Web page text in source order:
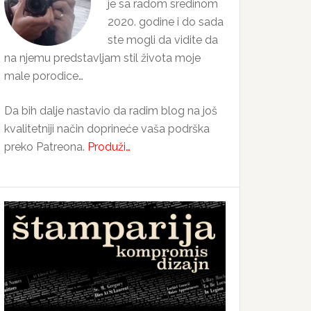
je sa radom sredinom
2020. godine i do sada
ste mogli da vidite da
na njemu predstavljam stil života moje
male porodice…
Da bih dalje nastavio da radim blog na još
kvalitetniji način doprineće vaša podrška
preko Patreona. Produži…